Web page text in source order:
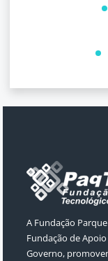
A Fundação
Fundação de
Governo,